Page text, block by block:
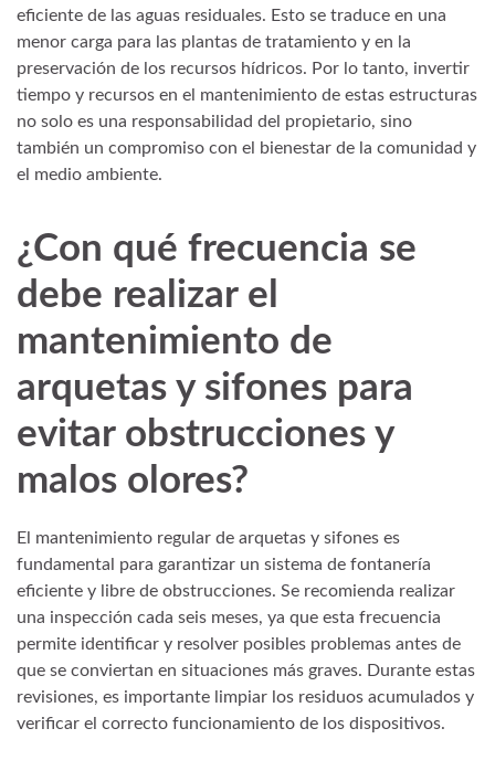
eficiente de las aguas residuales. Esto se traduce en una
menor carga para las plantas de tratamiento y en la
preservación de los recursos hídricos. Por lo tanto, invertir
tiempo y recursos en el mantenimiento de estas estructuras
no solo es una responsabilidad del propietario, sino
también un compromiso con el bienestar de la comunidad y
el medio ambiente.
¿Con qué frecuencia se
debe realizar el
mantenimiento de
arquetas y sifones para
evitar obstrucciones y
malos olores?
El mantenimiento regular de arquetas y sifones es
fundamental para garantizar un sistema de fontanería
eficiente y libre de obstrucciones. Se recomienda realizar
una inspección cada seis meses, ya que esta frecuencia
permite identificar y resolver posibles problemas antes de
que se conviertan en situaciones más graves. Durante estas
revisiones, es importante limpiar los residuos acumulados y
verificar el correcto funcionamiento de los dispositivos.